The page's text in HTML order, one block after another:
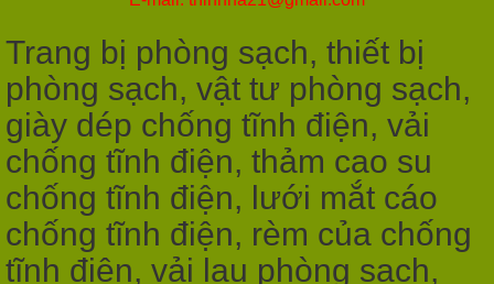
Trang bị phòng sạch, thiết bị
phòng sạch, vật tư phòng sạch,
giày dép chống tĩnh điện, vải
chống tĩnh điện, thảm cao su
chống tĩnh điện, lưới mắt cáo
chống tĩnh điện, rèm của chống
tĩnh điện, vải lau phòng sạch,